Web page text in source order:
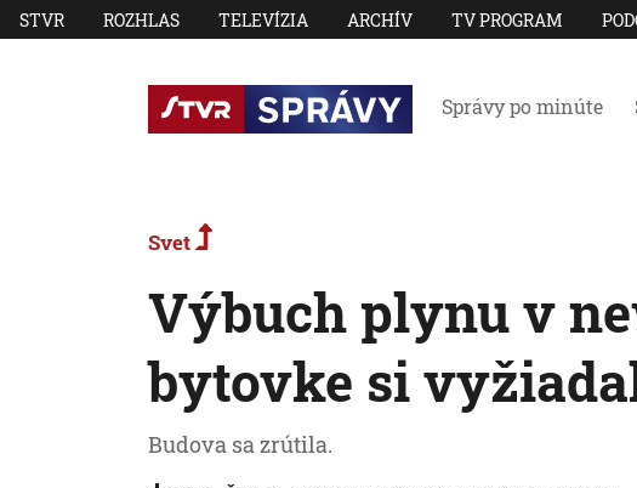
STVR ROZHLAS TELEVÍZIA ARCHÍV TV PROGRAM
Správy po minúte
Svet
Výbuch plynu v
bytovke si
Budova sa zrútila.